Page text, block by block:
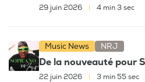
29 juin 2026 4 min 3 sec
Music News NRJ
De la nouveauté pour
22 juin 2026 3 min 55 sec